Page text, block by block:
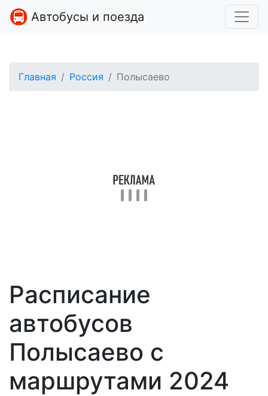
Автобусы и поезда
Главная Россия Полысаево
Расписание
автобусов
Полысаево с
маршрутами 2024